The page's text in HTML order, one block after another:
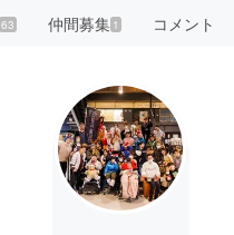
63 仲間募集 1 コメント